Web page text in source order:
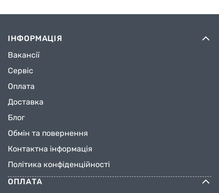
ІНФОРМАЦІЯ
Вакансії
Сервіс
Оплата
Доставка
Блог
Обмін та повернення
Контактна інформація
Політика конфіденційності
ОПЛАТА